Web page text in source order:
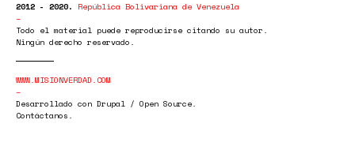
2012 - 2020. República Bolivariana de Venezuela
Todo el material puede reproducirse citando su autor.
Ningún derecho reservado.
WWW.MISIONVERDAD.COM
Desarrollado con Drupal / Open Source.
Contáctanos.